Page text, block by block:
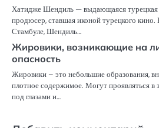
Хатидже Шендиль — выдающаяся турецкая
продюсер, ставшая иконой турецкого кино.
Стамбуле, Шендиль…
Жировики, возникающие на
опасность
Жировики – это небольшие образования,
плотное содержимое. Могут проявляться в
под глазами и…